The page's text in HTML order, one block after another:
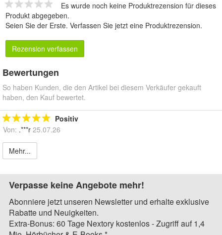
Es wurde noch keine Produktrezension für dieses
Produkt abgegeben.
Seien Sie der Erste. Verfassen Sie jetzt eine Produktrezension.
Rezension verfassen
Bewertungen
So haben Kunden, die den Artikel bei diesem Verkäufer gekauft
haben, den Kauf bewertet.
Positiv
Von: .***r 25.07.26
Mehr...
Verpasse keine Angebote mehr!
Abonniere jetzt unseren Newsletter und erhalte exklusive
Rabatte und Neuigkeiten.
Extra-Bonus: 60 Tage Nextory kostenlos - Zugriff auf 1,4